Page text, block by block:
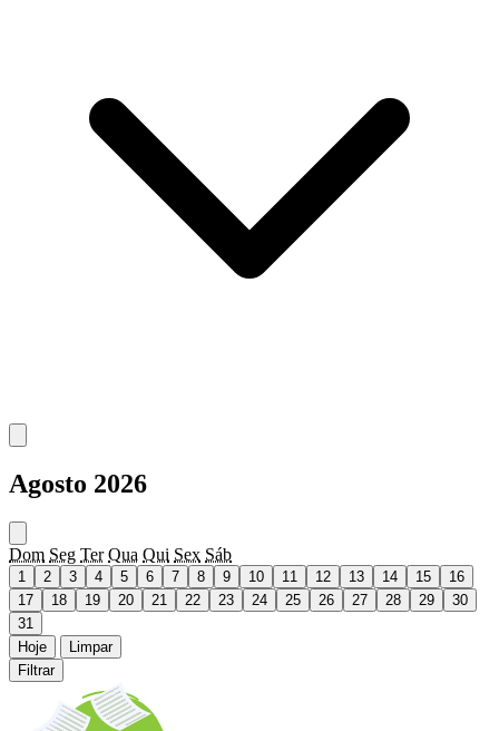
Agosto 2026
Dom Seg Ter Qua Qui Sex Sáb
1 2 3 4 5 6 7 8 9 10 11 12 13 14 15
16
17
18 19 20 21 22 23 24 25 26 27 28 29
30
31
Hoje
Limpar
Filtrar